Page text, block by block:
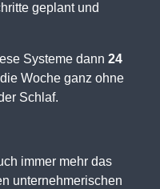
geplant und
Systeme dann 24
Woche ganz ohne
Schlaf.
immer mehr das
unternehmerischen